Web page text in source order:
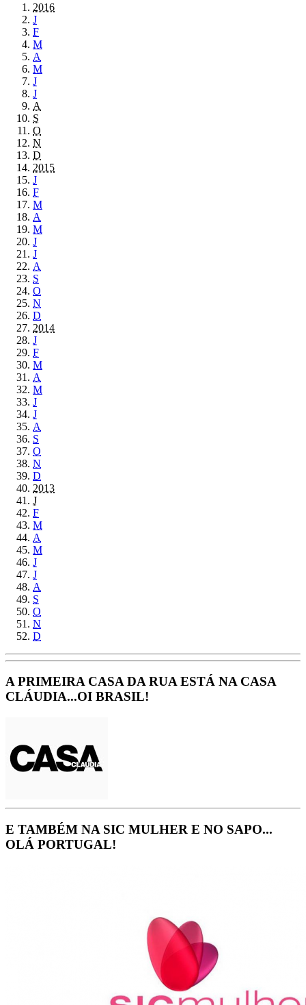
2016
J
F
M
A
M
J
J
A
S
O
N
D
2015
J
F
M
A
M
J
J
A
S
O
N
D
2014
J
F
M
A
M
J
J
A
S
O
N
D
2013
J
F
M
A
M
J
J
A
S
O
N
D
A PRIMEIRA CASA DA RUA ESTÁ NA CASA
CLÁUDIA...OI BRASIL!
E TAMBÉM NA SIC MULHER E NO SAPO...
OLÁ PORTUGAL!